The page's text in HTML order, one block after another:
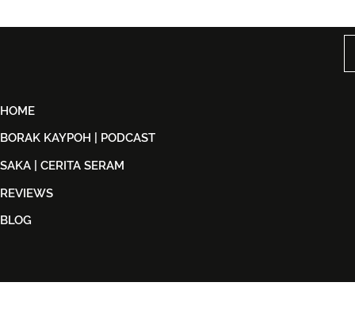
Back in
HOME
BORAK KAYPOH | PODCAST
SAKA | CERITA SERAM
REVIEWS
BLOG